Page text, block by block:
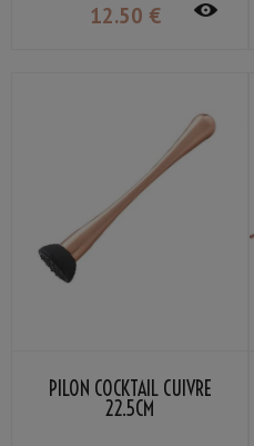
12.50 €
PILON COCKTAIL CUIVRE
22.5CM